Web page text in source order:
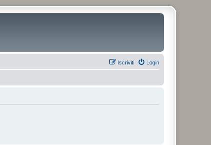
Login
Iscriviti